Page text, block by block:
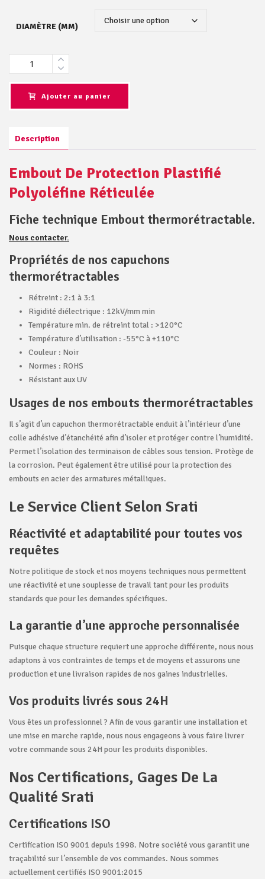
DIAMÈTRE (MM)
Quantity
Ajouter au panier
Description
Embout De Protection Plastifié
Polyoléfine Réticulée
Fiche technique Embout thermorétractable.
Nous contacter.
Propriétés de nos capuchons
thermorétractables
Rétreint : 2:1 à 3:1
Rigidité diélectrique : 12kV/mm min
Température min. de rétreint total : >120°C
Température d’utilisation : -55°C à +110°C
Couleur : Noir
Normes : ROHS
Résistant aux UV
Usages de nos embouts thermorétractables
Il s’agit d’un capuchon thermorétractable enduit à l’intérieur d’une
colle adhésive d’étanchéité afin d’isoler et protéger contre l’humidité.
Permet l’isolation des terminaison de câbles sous tension. Protège de
la corrosion. Peut également être utilisé pour la protection des
embouts en acier des armatures métalliques.
Le Service Client Selon Srati
Réactivité et adaptabilité pour toutes vos
requêtes
Notre politique de stock et nos moyens techniques nous permettent
une réactivité et une souplesse de travail tant pour les produits
standards que pour les demandes spécifiques.
La garantie d’une approche personnalisée
Puisque chaque structure requiert une approche différente, nous nous
adaptons à vos contraintes de temps et de moyens et assurons une
production et une livraison rapides de nos gaines industrielles.
Vos produits livrés sous 24H
Vous êtes un professionnel ? Afin de vous garantir une installation et
une mise en marche rapide, nous nous engageons à vous faire livrer
votre commande sous 24H pour les produits disponibles.
Nos Certifications, Gages De La
Qualité Srati
Certifications ISO
Certification ISO 9001 depuis 1998. Notre société vous garantit une
traçabilité sur l’ensemble de vos commandes. Nous sommes
actuellement certifiés ISO 9001:2015